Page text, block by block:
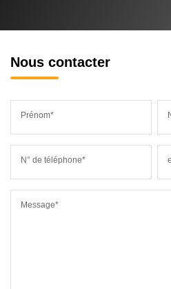
Nous contacter
Prénom*
N° de téléphone*
Message*